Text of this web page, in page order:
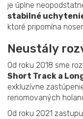
je úplne
stabilné
ktoré pripomína
Neustály
Od roku 2018 sme
Short Track a
exkluzívne
renomovaných
Od roku 2021